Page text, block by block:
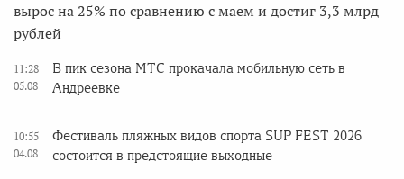
вырос на 25% по сравнению с маем и достиг 3,3 млрд
рублей
11:28
05.08
В пик сезона МТС прокачала мобильную сеть в
Андреевке
10:55
04.08
Фестиваль пляжных видов спорта SUP FEST 2026
состоится в предстоящие выходные